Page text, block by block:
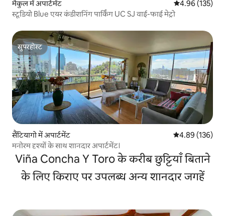
मैकुल में अपार्टमेंट औसत रेटिंग 5 में से
4.96 (135)
स्टूडियो Blue एयर कंडीशनिंग पार्किंग UC SJ वाई-फाई मेट्रो
सुपरहोस्ट
सुपरहोस्ट
सैंटियागो में अपार्टमेंट औसत रेटिंग 5 में से
4.89 (136)
मनोरम दृश्यों के साथ शानदार अपार्टमेंट।
Viña Concha Y Toro के करीब छुट्टियाँ बिताने
के लिए किराए पर उपलब्ध अन्य शानदार जगहें